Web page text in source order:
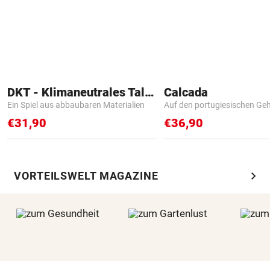
DKT - Klimaneutrales Talent
Ein Spiel aus abbaubaren Materialien
€31,90
Calcada
Auf den portugiesischen
€36,90
VORTEILSWELT MAGAZINE chevron_right